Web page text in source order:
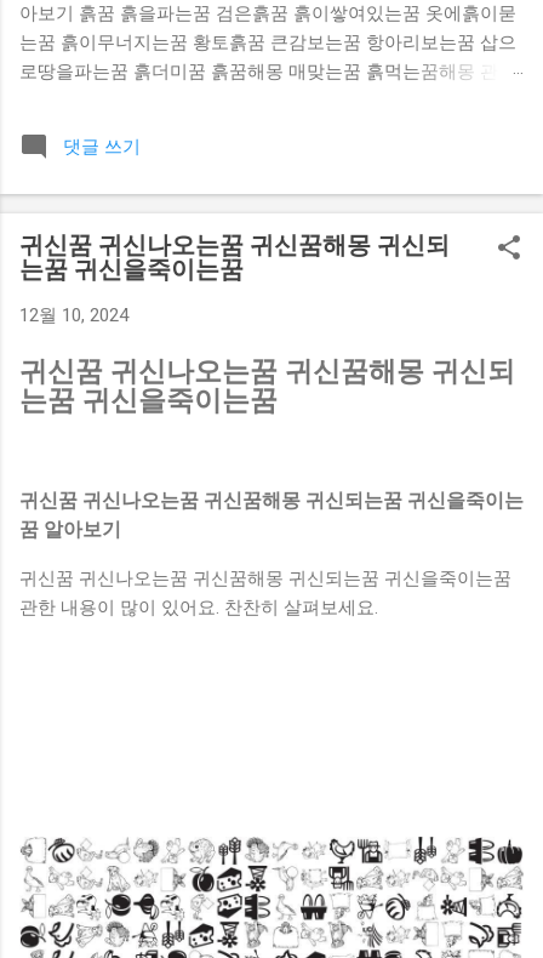
아보기 흙꿈 흙을파는꿈 검은흙꿈 흙이쌓여있는꿈 옷에흙이묻
는꿈 흙이무너지는꿈 황토흙꿈 큰감보는꿈 항아리보는꿈 삽으
로땅을파는꿈 흙더미꿈 흙꿈해몽 매맞는꿈 흙먹는꿈해몽 관한
화나 옛날 유물이 나오는 꿈 ] 흙을 파내니 금은보화나 옛날 유
물이 나오는 꿈을 꾸면 어떤 기관에서 연구나 사업성과를 얻고
으로 정원을 다시 가꾸는 꿈 ] 흙으로 정원을 다시 가꾸는 꿈을
꾸었다면 사업이 점차 기반을 잡아 날로 번칭하게 된다. 흙을
파는꿈 [ 땅바닥에 앉아 있는 꿈 ] 땅바닥에 앉아 있는 꿈을 꾸
게되면 생활환경이 안정될 조짐으로 좋은 꿈이다. 또는 술대접
수렁에 빠지는 꿈을 꾸었다면 생활이나 사업상 많은 곤경에 처
하게 된다. 흙이쌓여있는꿈 [ 흙 속에서 물건이 나오는 꿈 ] 흙
속에서 물건이 나오는 꿈을 꾸었다면 실직자라면 유일한 소득
면 하는 일이 크게 성공하거나 권세를 얻게 된다. 흙이무너지
는꿈 [ 흙으로 사람이나 동물, 어떤 형상을 빚는 꿈 ] 흙으로 사
람이나 동물, 어떤 형상을 빚는 꿈을 꾸면 창작활동을 하거나 사
업을 꾸려나가게 되며, 여러 차례 어려움을 극복하고 노력한 대
가를 거두게 된다. 황토흙꿈 [ 흙을 파내서 차나 수레에 실어
댓글 쓰기
귀신꿈 귀신나오는꿈 귀신꿈해몽 귀신되
는꿈 귀신을죽이는꿈
12월 10, 2024
귀신꿈 귀신나오는꿈 귀신꿈해몽 귀신되
는꿈 귀신을죽이는꿈
귀신꿈 귀신나오는꿈 귀신꿈해몽 귀신되는꿈 귀신을죽이는
꿈 알아보기
귀신꿈 귀신나오는꿈 귀신꿈해몽 귀신되는꿈 귀신을죽이는꿈
관한 내용이 많이 있어요. 찬찬히 살펴보세요.